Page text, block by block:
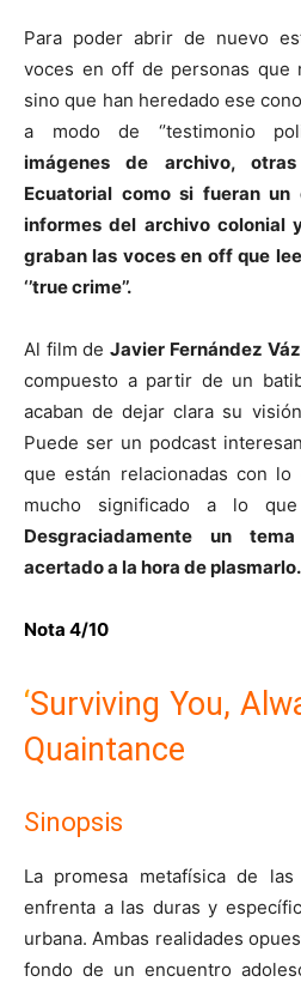
Para poder abrir de nuevo
voces en off de personas que
sino que han heredado ese
a modo de ‘’testimonio
imágenes de archivo,
Ecuatorial como si fueran un
informes del archivo colonial
graban las voces en off que
‘’true crime’’.
Al film deJavier Fernández
compuesto a partir de un
acaban de dejar clara su
Puede ser un podcast
que están relacionadas con
mucho significado a lo
Desgraciadamente un
acertado a la hora de plasmarlo.
Nota 4/10
‘Surviving You,
Quaintance
Sinopsis
La promesa metafísica de
enfrenta a las duras y
urbana. Ambas realidades
fondo de un encuentro